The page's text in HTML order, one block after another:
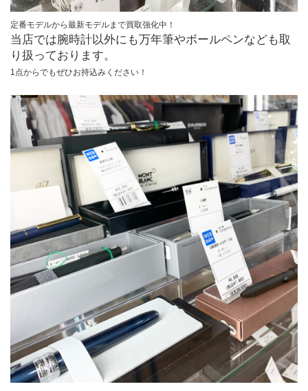
定番モデルから最新モデルまで買取強化中！
当店では腕時計以外にも万年筆やボールペンなども取
り扱っております。
1点からでもぜひお持込みください！